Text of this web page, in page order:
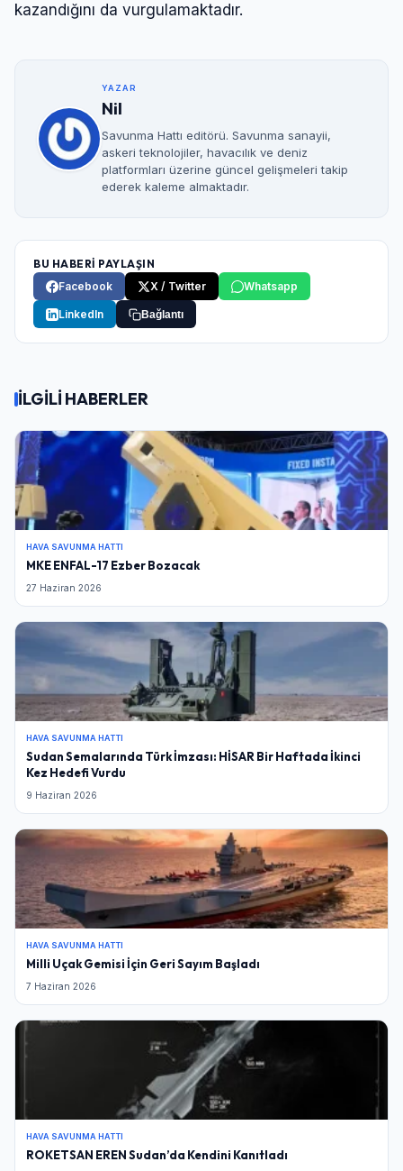
kazandığını da vurgulamaktadır.
YAZAR
Nil
Savunma Hattı editörü. Savunma sanayii,
askeri teknolojiler, havacılık ve deniz
platformları üzerine güncel gelişmeleri takip
ederek kaleme almaktadır.
BU HABERİ PAYLAŞIN
Facebook
X / Twitter Whatsapp
LinkedIn Bağlantı
İLGİLİ HABERLER
HAVA SAVUNMA HATTI
MKE ENFAL-17 Ezber Bozacak
27 Haziran 2026
HAVA SAVUNMA HATTI
Sudan Semalarında Türk İmzası: HİSAR Bir Haftada İkinci
Kez Hedefi Vurdu
9 Haziran 2026
HAVA SAVUNMA HATTI
Milli Uçak Gemisi İçin Geri Sayım Başladı
7 Haziran 2026
HAVA SAVUNMA HATTI
ROKETSAN EREN Sudan’da Kendini Kanıtladı